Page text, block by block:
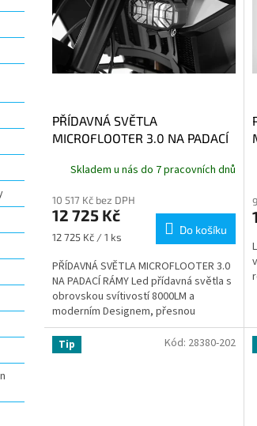
PŘÍDAVNÁ SVĚTLA
MICROFLOOTER 3.0 NA PADACÍ
ochranné mřížky
Skladem u nás do 7 pracovních dnů
10 517 Kč bez DPH
12 725 Kč
Měrná
12 725 Kč / 1 ks
Do košíku
PŘÍDAVNÁ SVĚTLA MICROFLOOTER 3.0
NA PADACÍ RÁMY Led přídavná světla s
obrovskou svítivostí 8000LM a
moderním Designem, přesnou
montážní sadou včetně kabeláže na
padací rámy....
Tip Kód: 28380-202